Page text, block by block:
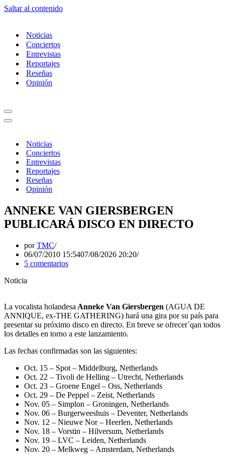
Saltar al contenido
Noticias
Conciertos
Entrevistas
Reportajes
Reseñas
Opinión
Menú
de
Menú
Noticias
Conciertos
Entrevistas
Reportajes
Reseñas
Opinión
ANNEKE VAN GIERSBERGEN
PUBLICARÁ DISCO EN DIRECTO
porTMC
06/07/2010 15:5407/08/2026 20:20
5 comentarios
Noticia
La vocalista holandesa Anneke Van Giersbergen (AGUA DE
ANNIQUE, ex-THE GATHERING) hará una gira por su país para
presentar su próximo disco en directo. En breve se ofrecer´qan todos
los detalles en torno a este lanzamiento.
Las fechas confirmadas son las siguientes:
Oct. 15 – Spot – Middelburg, Netherlands
Oct. 22 – Tivoli de Helling – Utrecht, Netherlands
Oct. 23 – Groene Engel – Oss, Netherlands
Oct. 29 – De Peppel – Zeist, Netherlands
Nov. 05 – Simplon – Groningen, Netherlands
Nov. 06 – Burgerweeshuis – Deventer, Netherlands
Nov. 12 – Nieuwe Nor – Heerlen, Netherlands
Nov. 18 – Vorstin – Hilversum, Netherlands
Nov. 19 – LVC – Leiden, Netherlands
Nov. 20 – Melkweg – Amsterdam, Netherlands